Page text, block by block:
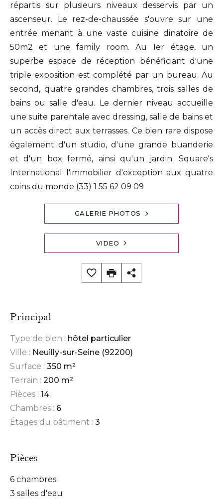
répartis sur plusieurs niveaux desservis par un
ascenseur. Le rez-de-chaussée s'ouvre sur une
entrée menant à une vaste cuisine dinatoire de
50m2 et une family room. Au 1er étage, un
superbe espace de réception bénéficiant d'une
triple exposition est complété par un bureau. Au
second, quatre grandes chambres, trois salles de
bains ou salle d'eau. Le dernier niveau accueille
une suite parentale avec dressing, salle de bains et
un accès direct aux terrasses. Ce bien rare dispose
également d'un studio, d'une grande buanderie
et d'un box fermé, ainsi qu'un jardin. Square's
International l'immobilier d'exception aux quatre
coins du monde (33) 1 55 62 09 09
GALERIE PHOTOS
VIDEO
Principal
Type de bien : hôtel particulier
Ville : Neuilly-sur-Seine (92200)
Surface : 350 m²
Terrain : 200 m²
Pièces : 14
Chambres : 6
Étages du bâtiment : 3
Pièces
6 chambres
3 salles d'eau